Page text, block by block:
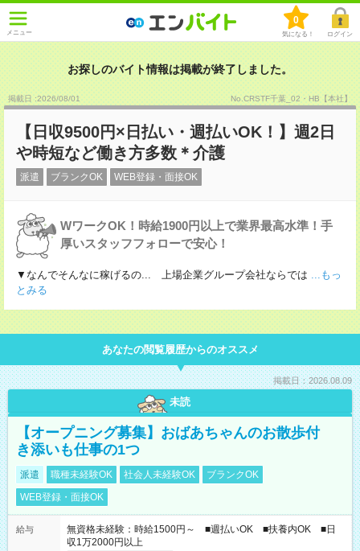
メニュー
0
気になる！ ログイン
お探しのバイト情報は掲載が終了しました。
掲載日 :2026/08/01 No.CRSTF千葉_02・HB【本社】
【日収9500円×日払い・週払いOK！】週2日
や時短など働き方多数＊介護
派遣 ブランクOK WEB登録・面接OK
WワークOK！時給1900円以上で業界最高水準！手
厚いスタッフフォローで安心！
▼なんでそんなに稼げるの... 上場企業グループ会社ならでは ...もっ
とみる
あなたの閲覧履歴からのオススメ
掲載日：2026.08.09
未読
【オープニング募集】おばあちゃんのお散歩付
き添いも仕事の1つ
派遣 職種未経験OK 社会人未経験OK
ブランクOK
WEB登録・面接OK
給与
無資格未経験：時給1500円～ ■週払いOK ■扶養内OK ■日
収1万2000円以上